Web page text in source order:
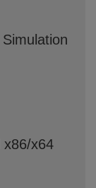
x86/x64